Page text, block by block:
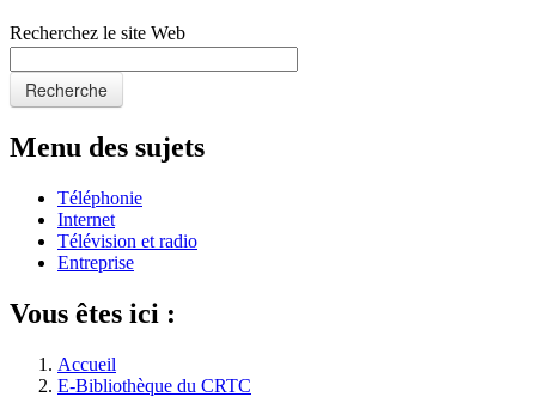
Recherchez le site Web
Recherche
Menu des sujets
Téléphonie
Internet
Télévision et radio
Entreprise
Vous êtes ici :
Accueil
E-Bibliothèque du CRTC